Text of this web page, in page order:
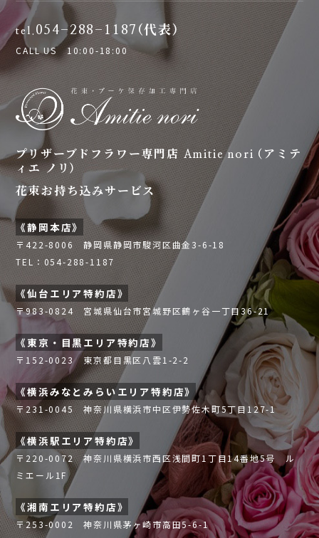
ゲ
ー
シ
ョ
ン
tel. 054-288-1187(代表)
CALL US 10:00-18:00
プリザーブドフラワー専門店 Amitie nori (アミテ
ィエ ノリ)
花束お持ち込みサービス
《静岡本店》
〒422-8006 静岡県静岡市駿河区曲金3-6-18
TEL：054-288-1187
《仙台エリア特約店》
〒983-0824 宮城県仙台市宮城野区鶴ヶ谷一丁目36-21
《東京・目黒エリア特約店》
〒152-0023 東京都目黒区八雲1-2-2
《横浜みなとみらいエリア特約店》
〒231-0045 神奈川県横浜市中区伊勢佐木町5丁目127-1
《横浜駅エリア特約店》
〒220-0072 神奈川県横浜市西区浅間町1丁目14番地5号 ル
ミエール1F
《湘南エリア特約店》
〒253-0002 神奈川県茅ヶ崎市高田5-6-1